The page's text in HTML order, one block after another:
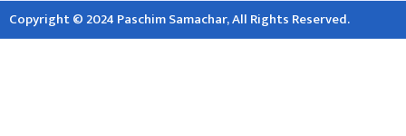
Copyright © 2024 Paschim Samachar, All Rights Reserved.